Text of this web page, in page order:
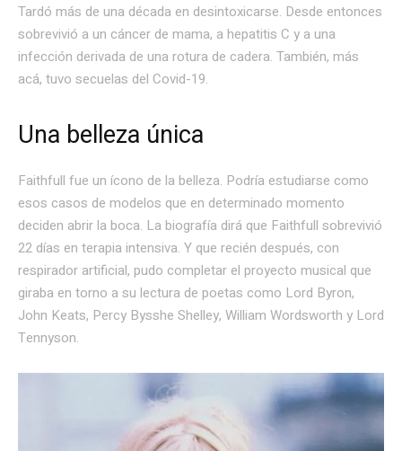
Tardó más de una década en desintoxicarse. Desde entonces
sobrevivió a un cáncer de mama, a hepatitis C y a una
infección derivada de una rotura de cadera. También, más
acá, tuvo secuelas del Covid-19.
Una belleza única
Faithfull fue un ícono de la belleza. Podría estudiarse como
esos casos de modelos que en determinado momento
deciden abrir la boca. La biografía dirá que Faithfull sobrevivió
22 días en terapia intensiva. Y que recién después, con
respirador artificial, pudo completar el proyecto musical que
giraba en torno a su lectura de poetas como Lord Byron,
John Keats, Percy Bysshe Shelley, William Wordsworth y Lord
Tennyson.